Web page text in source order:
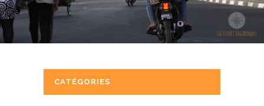
CATÉGORIES